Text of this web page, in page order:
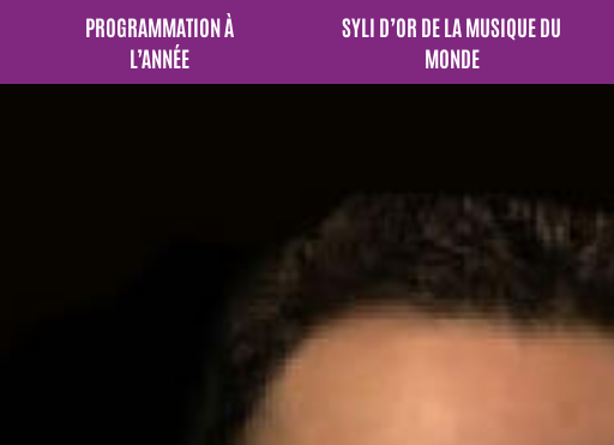
PROGRAMMATION À
L’ANNÉE
SYLI D’OR DE LA MUSIQUE DU
MONDE